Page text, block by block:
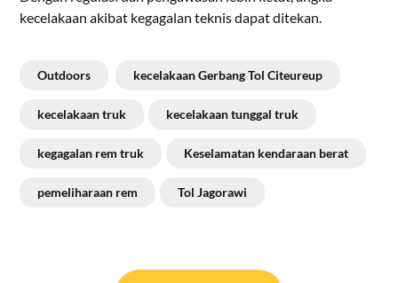
kecelakaan akibat kegagalan teknis dapat ditekan.
Outdoors kecelakaan Gerbang Tol Citeureup
kecelakaan truk kecelakaan tunggal truk
kegagalan rem truk Keselamatan kendaraan berat
pemeliharaan rem Tol Jagorawi